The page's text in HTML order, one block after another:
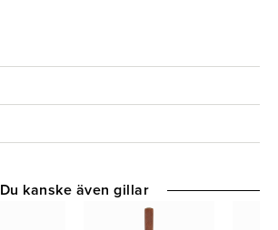
Du kanske även gillar